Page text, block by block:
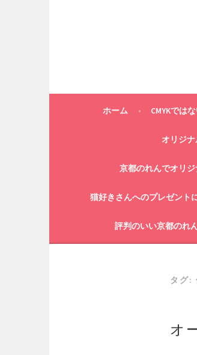
ス
ホーム CMYKでは
オリジ
京都のれんでオリ
猫好きさんへのプレゼント
評判のいい京都のれ
タグ:
オ